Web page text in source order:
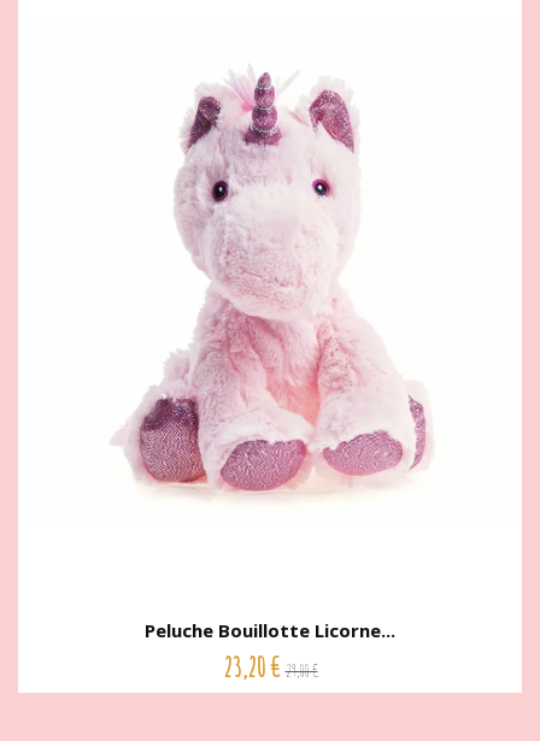
Peluche Bouillotte Licorne...
23,20 € 29,00 €